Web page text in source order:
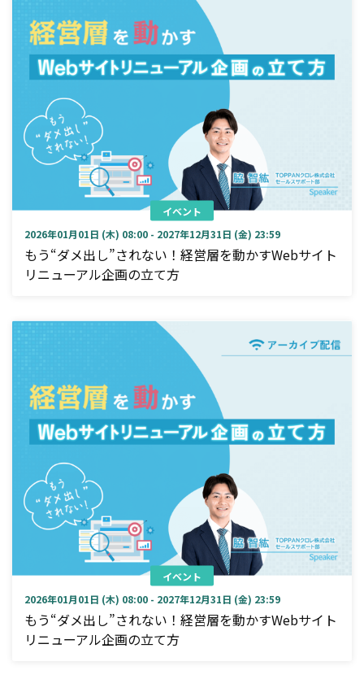
イベント
2026年01月01日 (木) 08:00 - 2027年12月31日 (金) 23:59
もう“ダメ出し”されない！経営層を動かすWebサイト
リニューアル企画の立て方
イベント
2026年01月01日 (木) 08:00 - 2027年12月31日 (金) 23:59
もう“ダメ出し”されない！経営層を動かすWebサイト
リニューアル企画の立て方